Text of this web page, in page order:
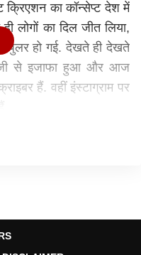
का कॉन्सेप्ट देश में
लोगों का दिल जीत लिया,
हो गई. देखते ही देखते
से इजाफा हुआ और आज
हैं. वहीं इंस्टाग्राम पर